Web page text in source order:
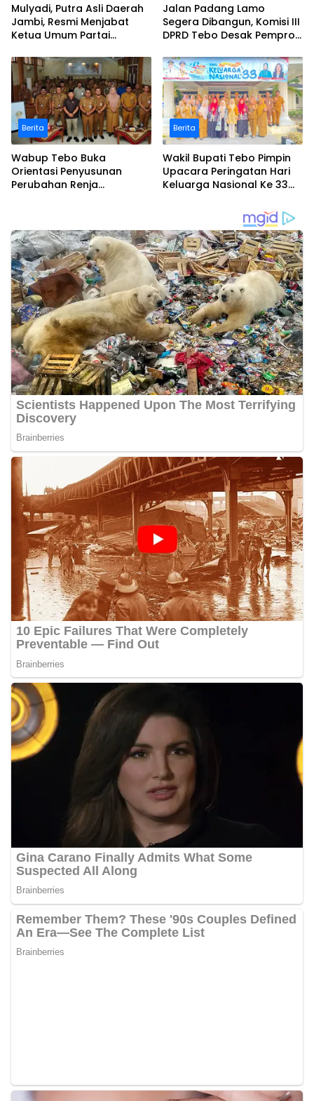
Mulyadi, Putra Asli Daerah
Jambi, Resmi Menjabat
Ketua Umum Partai
Perwakilan ASEAN Partai
Perubahan di Malaysia
Jalan Padang Lamo
Segera Dibangun, Komisi III
DPRD Tebo Desak Pemprov
Anggaran Rp70 Miliar
Berita
Wabup Tebo Buka
Orientasi Penyusunan
Perubahan Renja
Berita
Wakil Bupati Tebo Pimpin
Upacara Peringatan Hari
Keluarga Nasional Ke 33